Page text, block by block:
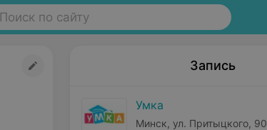
Поиск по сайту
Запись
Умка
Минск, ул. Притыцкого, 90